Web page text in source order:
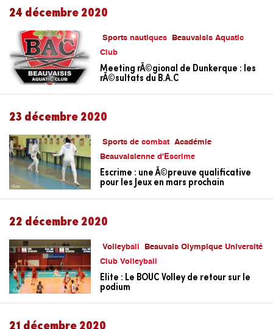
24 décembre 2020
Sports nautiques
Beauvaisis Aquatic
Club
Meeting rÃ©gional de Dunkerque : les
rÃ©sultats du B.A.C
23 décembre 2020
Sports de combat
Académie
Beauvaisienne d'Escrime
Escrime : une Ã©preuve qualificative
pour les Jeux en mars prochain
22 décembre 2020
Volleyball
Beauvais Olympique Université
Club Volleyball
Elite : Le BOUC Volley de retour sur le
podium
21 décembre 2020